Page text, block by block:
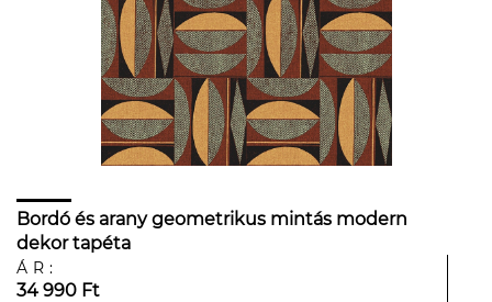
Bordó és arany geometrikus mintás modern
dekor tapéta
ÁR:
34 990 Ft